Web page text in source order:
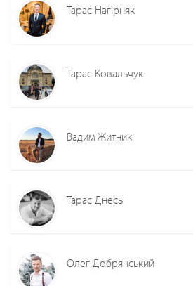
Тарас Нагірняк
Тарас Ковальчук
Вадим Житник
Тарас Днесь
Олег Добрянський